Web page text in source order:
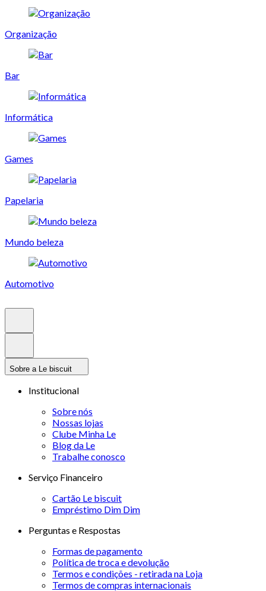
Organização
Bar
Informática
Games
Papelaria
Mundo beleza
Automotivo
Sobre a Le biscuit
Institucional
Sobre nós
Nossas lojas
Clube Minha Le
Blog da Le
Trabalhe conosco
Serviço Financeiro
Cartão Le biscuit
Empréstimo Dim Dim
Perguntas e Respostas
Formas de pagamento
Política de troca e devolução
Termos e condições - retirada na Loja
Termos de compras internacionais